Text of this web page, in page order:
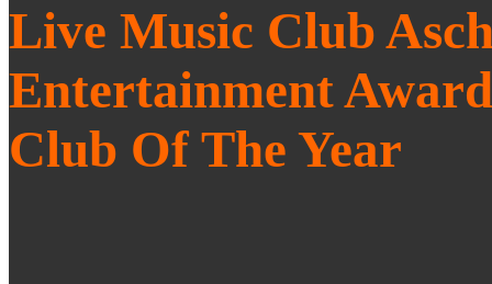
Live Music Club
Entertainment
Club Of The Year